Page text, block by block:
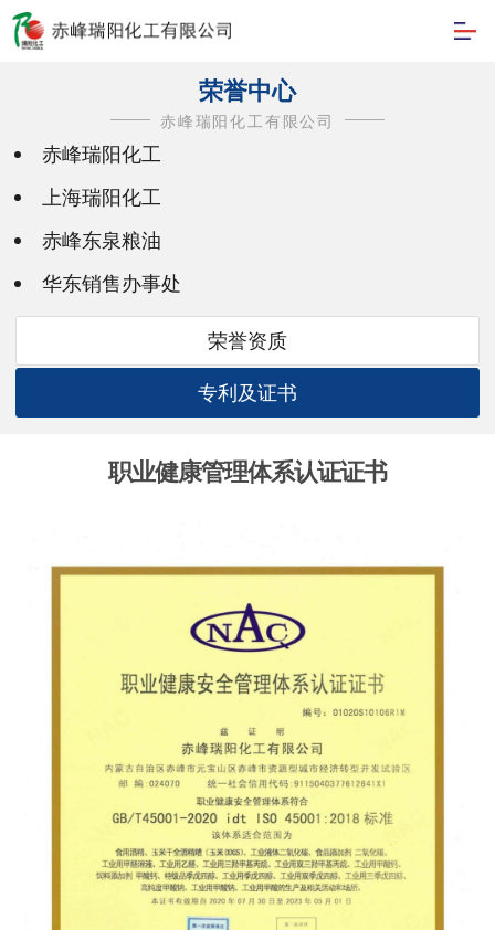
荣誉中心
赤峰瑞阳化工有限公司
赤峰瑞阳化工
上海瑞阳化工
赤峰东泉粮油
华东销售办事处
荣誉资质
专利及证书
职业健康管理体系认证证书